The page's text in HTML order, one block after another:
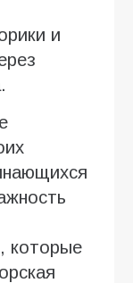
и
которые